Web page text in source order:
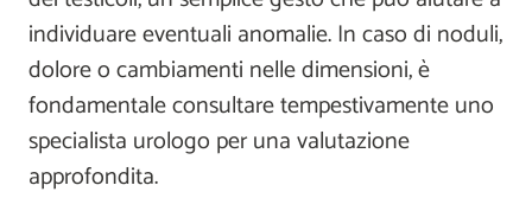
individuare eventuali anomalie. In caso di noduli,
dolore o cambiamenti nelle dimensioni, è
fondamentale consultare tempestivamente uno
specialista urologo per una valutazione
approfondita.